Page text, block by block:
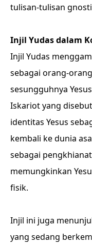
tulisan-tulisan
Injil Yudas dalam
Injil Yudas
sebagai orang-
sesungguhnya
Iskariot yang
identitas Yesus
kembali ke dunia
sebagai
memungkinkan
fisik.
Injil ini juga
yang sedang